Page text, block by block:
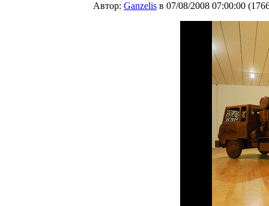
Автор: Ganzelis в 07/08/2008 07:00:00 (